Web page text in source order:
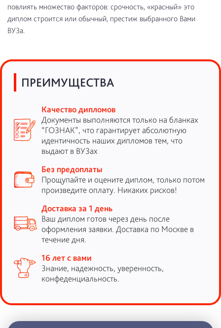
повлиять множество факторов: срочность, «красный» это
диплом строится или обычный, престиж выбранного Вами
ВУЗа.
ПРЕИМУЩЕСТВА
Качество дипломов
Документы выполняются только на бланках
“ГОЗНАК”, что гарантирует абсолютную
идентичность наших дипломов тем, что
выдают в ВУЗах
Без предоплаты
Прощупайте и оцените диплом, только потом
произведите оплату. Никаких рисков!
Доставка за 1 день
Ваш диплом готов через день после
оформления заявки. Доставка по Москве в
течение дня.
16 лет с вами
Знание, надежность, уверенность,
конфеденциальность.